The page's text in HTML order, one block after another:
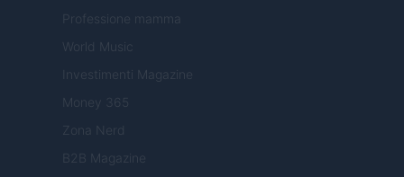
Professione mamma
World Music
Investimenti Magazine
Money 365
Zona Nerd
B2B Magazine